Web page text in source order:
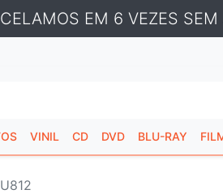
EM 6 VEZES
VINIL CD DVD BLU-RAY